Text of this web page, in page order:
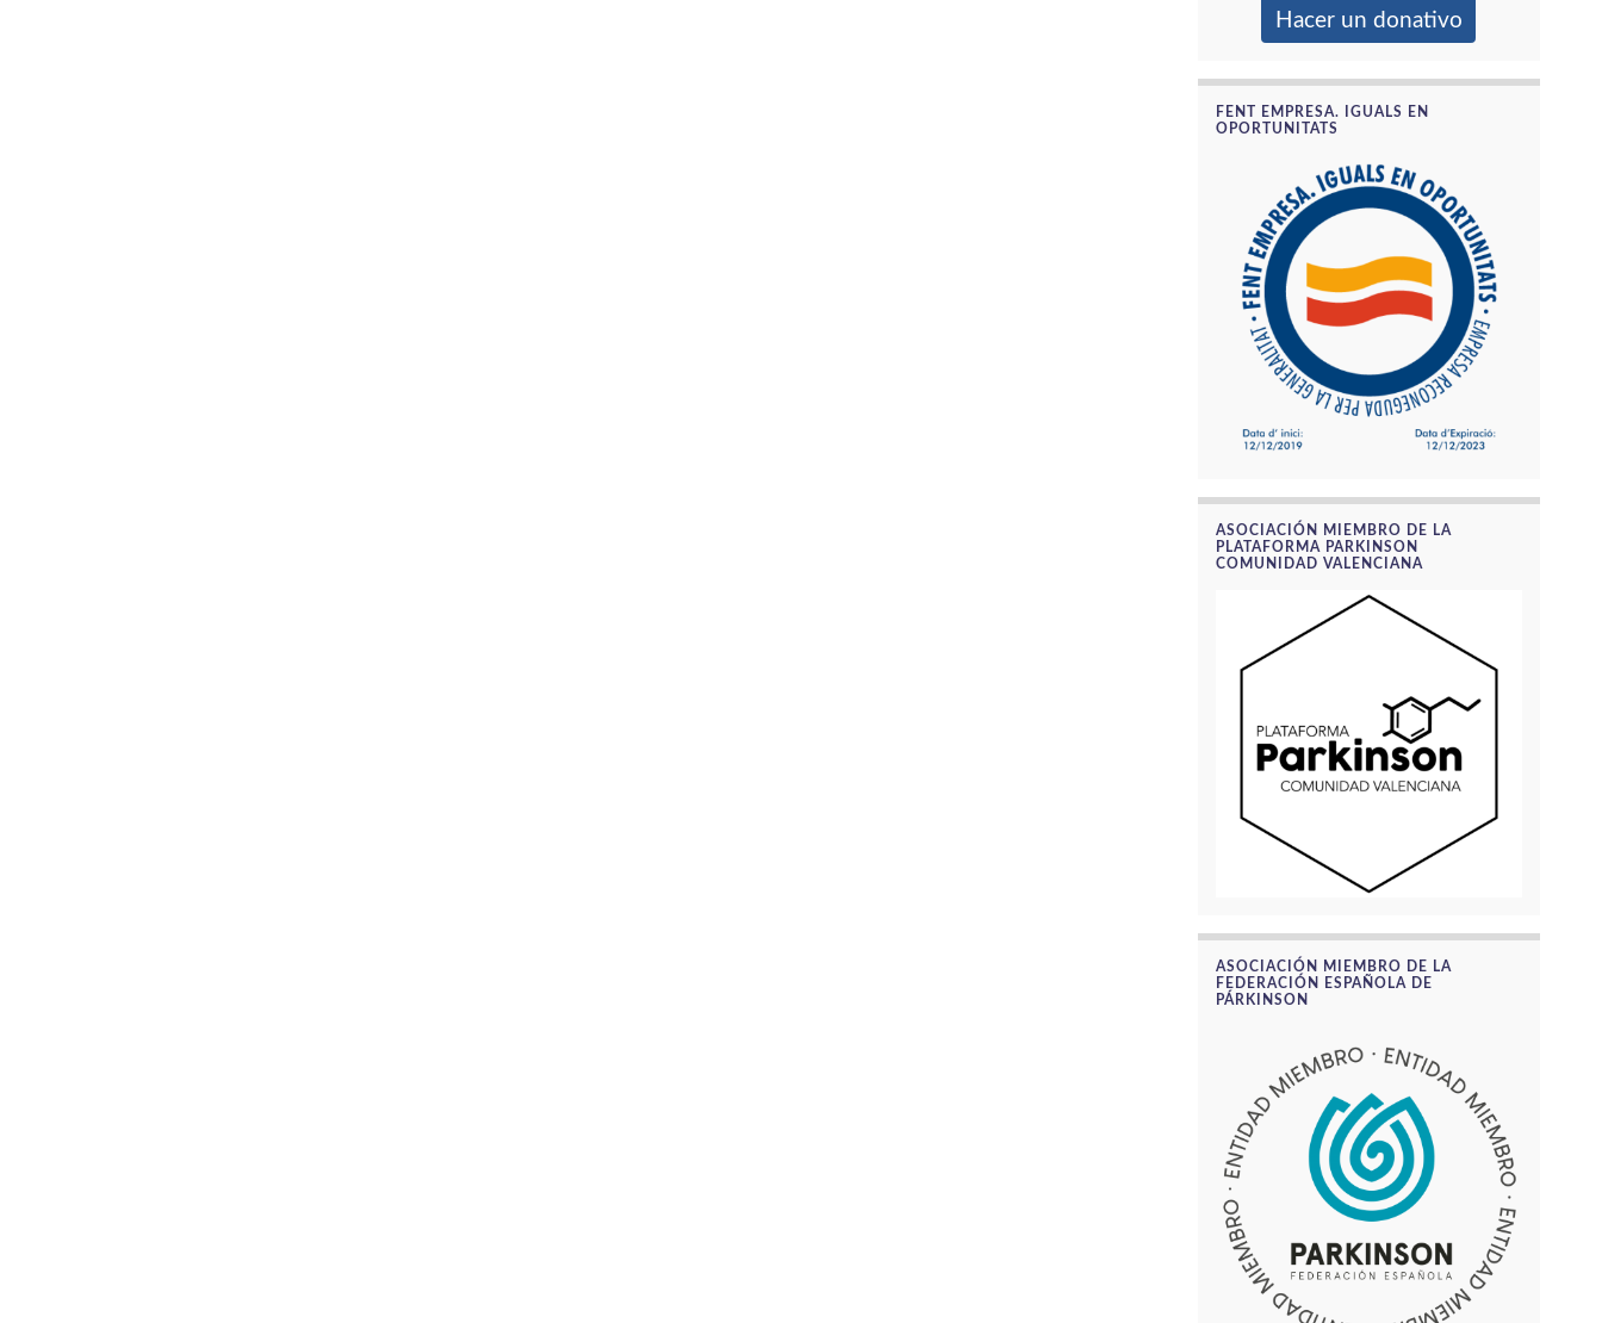
Hacer un donativo
FENT EMPRESA. IGUALS EN
OPORTUNITATS
ASOCIACIÓN MIEMBRO DE LA
PLATAFORMA PARKINSON
COMUNIDAD VALENCIANA
ASOCIACIÓN MIEMBRO DE LA
FEDERACIÓN ESPAÑOLA DE
PÁRKINSON